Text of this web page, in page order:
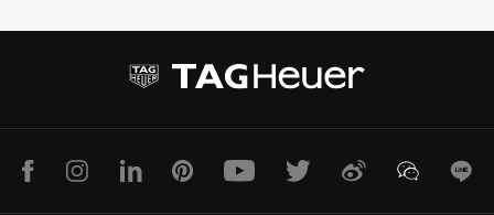
d
1
d
2
FacebookInstagramLinkedInPinterest Youtube Twitter Weibo WeChat